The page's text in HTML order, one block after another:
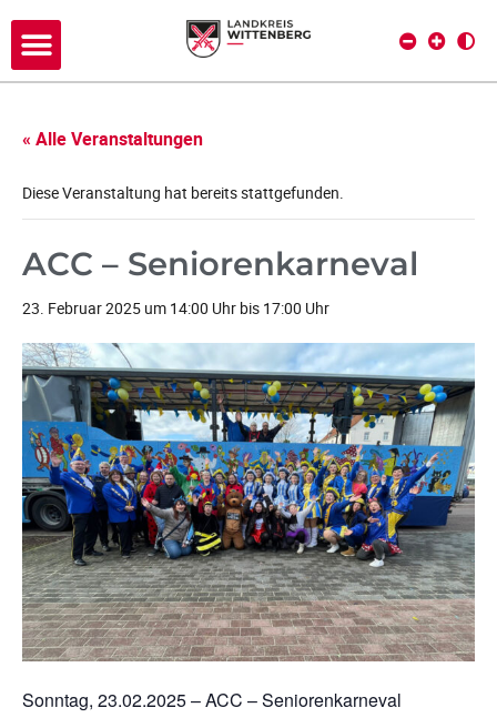
« Alle Veranstaltungen
Diese Veranstaltung hat bereits stattgefunden.
ACC – Seniorenkarneval
23. Februar 2025 um 14:00 Uhr bis 17:00 Uhr
Sonntag, 23.02.2025 – ACC – Seniorenkarneval